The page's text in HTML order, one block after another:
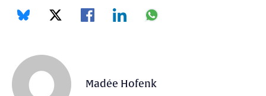
Madée Hofenk